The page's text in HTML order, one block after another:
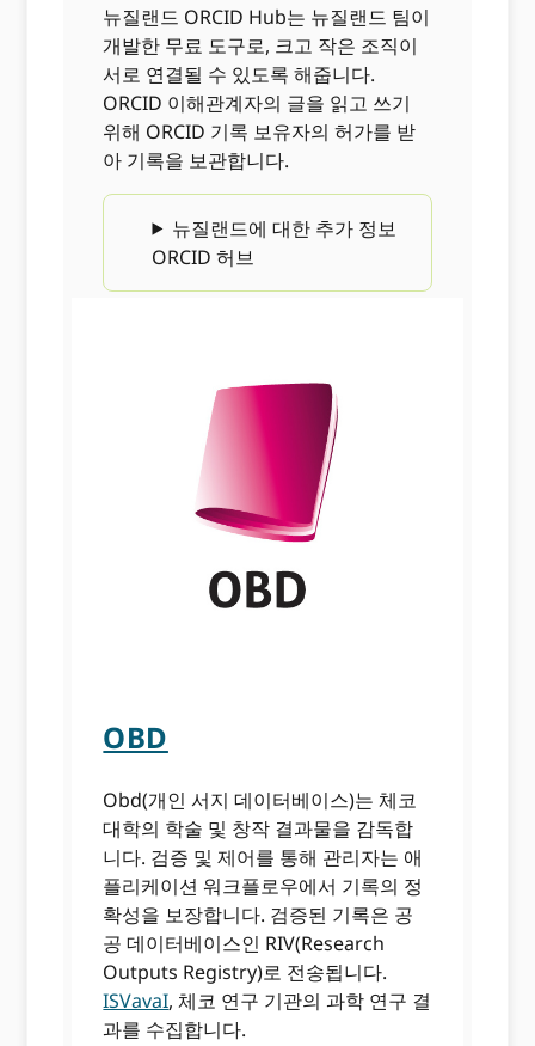
뉴질랜드 ORCID Hub는 뉴질랜드 팀이
개발한 무료 도구로, 크고 작은 조직이
서로 연결될 수 있도록 해줍니다.
ORCID 이해관계자의 글을 읽고 쓰기
위해 ORCID 기록 보유자의 허가를 받
아 기록을 보관합니다.
뉴질랜드에 대한 추가 정보
ORCID 허브
OBD
Obd(개인 서지 데이터베이스)는 체코
대학의 학술 및 창작 결과물을 감독합
니다. 검증 및 제어를 통해 관리자는 애
플리케이션 워크플로우에서 기록의 정
확성을 보장합니다. 검증된 기록은 공
공 데이터베이스인 RIV(Research
Outputs Registry)로 전송됩니다.
ISVavaI, 체코 연구 기관의 과학 연구 결
과를 수집합니다.